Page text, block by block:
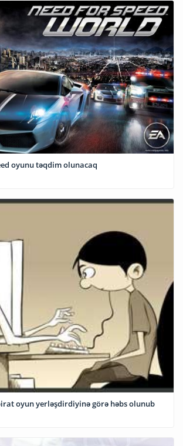
oyunu təqdim olunacaq
oyun yerləşdirdiyinə görə həbs olunub